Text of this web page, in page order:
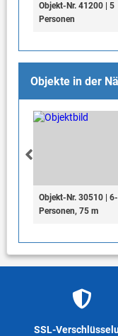
Objekt-Nr. 41200 | 5
Personen
Objekte in der
Objekt-Nr. 30510 |
Personen, 75 m
SSL-